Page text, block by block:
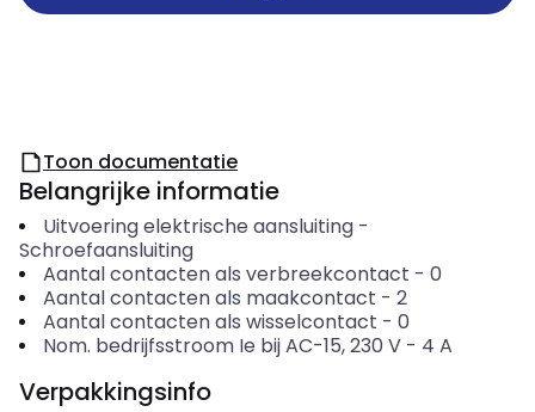
Toon documentatie
Belangrijke informatie
Uitvoering elektrische aansluiting-
Schroefaansluiting
Aantal contacten als verbreekcontact - 0
Aantal contacten als maakcontact - 2
Aantal contacten als wisselcontact - 0
Nom. bedrijfsstroom Ie bij AC-15, 230 V- 4 A
Verpakkingsinfo